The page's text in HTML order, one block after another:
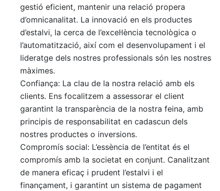
gestió eficient, mantenir una relació propera
d’omnicanalitat. La innovació en els productes
d’estalvi, la cerca de l’excel·lència tecnològica o
l’automatització, així com el desenvolupament i el
lideratge dels nostres professionals són les nostres
màximes.
Confiança: La clau de la nostra relació amb els
clients. Ens focalitzem a assessorar el client
garantint la transparència de la nostra feina, amb
principis de responsabilitat en cadascun dels
nostres productes o inversions.
Compromís social: L’essència de l’entitat és el
compromís amb la societat en conjunt. Canalitzant
de manera eficaç i prudent l’estalvi i el
finançament, i garantint un sistema de pagament